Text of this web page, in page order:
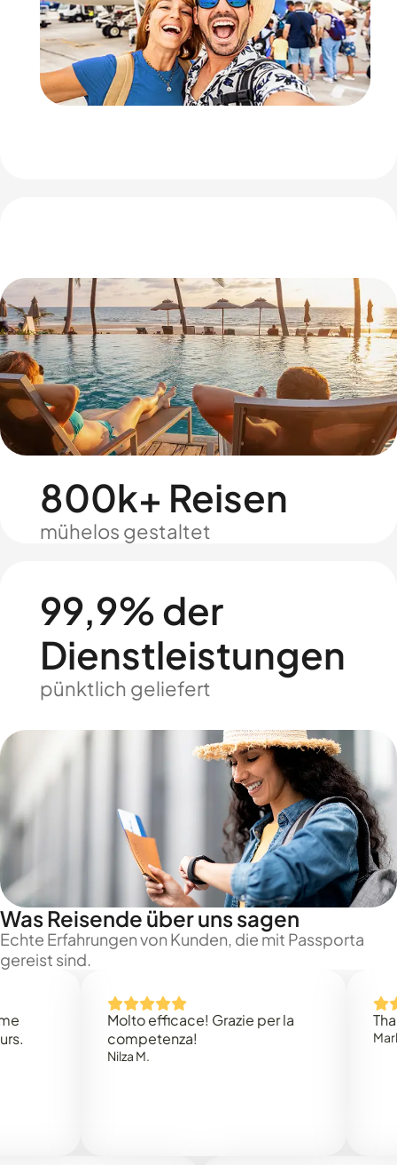
800k+ Reisen
mühelos gestaltet
99,9% der
Dienstleistungen
pünktlich geliefert
Was Reisende über uns sagen
Echte Erfahrungen von Kunden, die mit Passporta
gereist sind.
Molto efficace! Grazie per la
competenza!
Thank
Mark N.